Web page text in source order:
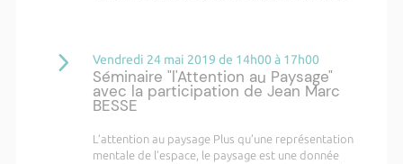
Vendredi 24 mai 2019 de 14h00 à 17h00
Séminaire "l'Attention au Paysage"
avec la participation de Jean Marc
BESSE
L’attention au paysage Plus qu’une représentation
mentale de l’espace, le paysage est une donnée